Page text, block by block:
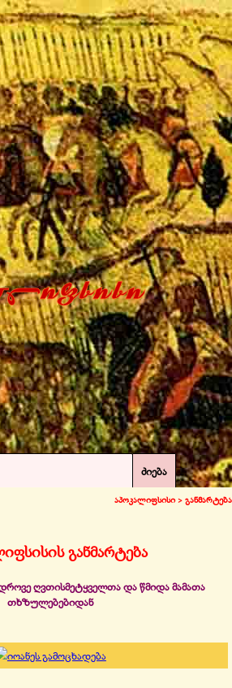
меню
ძიება
აპოკალიფსისი > განმარტება
განმარტება
ღვთისმეტყველთა და წმიდა მამათა
თხზულებებიდან